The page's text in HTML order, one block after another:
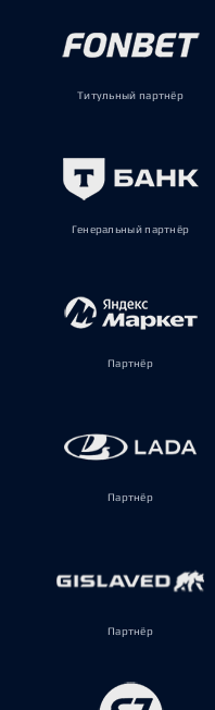
Титульный партнёр
Генеральный партнёр
Партнёр
Партнёр
Партнёр